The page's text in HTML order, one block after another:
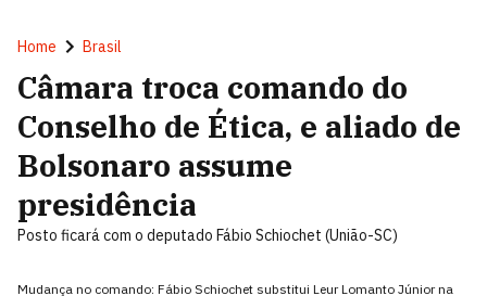
Home Brasil
Câmara troca comando do
Conselho de Ética, e aliado de
Bolsonaro assume
presidência
Posto ficará com o deputado Fábio Schiochet (União-SC)
Mudança no comando: Fábio Schiochet substitui Leur Lomanto Júnior na